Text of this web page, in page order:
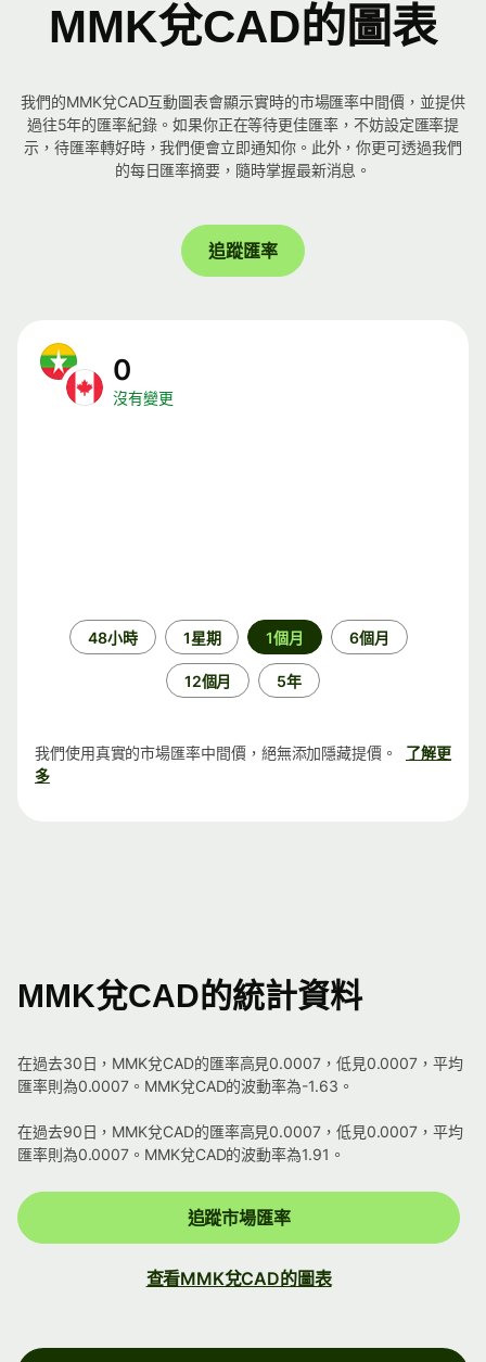
MMK兌CAD的圖表
我們的MMK兌CAD互動圖表會顯示實時的市場匯率中間價，並提供
過往5年的匯率紀錄。如果你正在等待更佳匯率，不妨設定匯率提
示，待匯率轉好時，我們便會立即通知你。此外，你更可透過我們
的每日匯率摘要，隨時掌握最新消息。
追蹤匯率
0
沒有變更
48小時 1星期 1個月 6個月
12個月 5年
我們使用真實的市場匯率中間價，絕無添加隱藏提價。
了解更
多
MMK兌CAD的統計資料
在過去30日，MMK兌CAD的匯率高見0.0007，低見0.0007，平均
匯率則為0.0007。MMK兌CAD的波動率為-1.63。
在過去90日，MMK兌CAD的匯率高見0.0007，低見0.0007，平均
匯率則為0.0007。MMK兌CAD的波動率為1.91。
追蹤市場匯率
查看MMK兌CAD的圖表